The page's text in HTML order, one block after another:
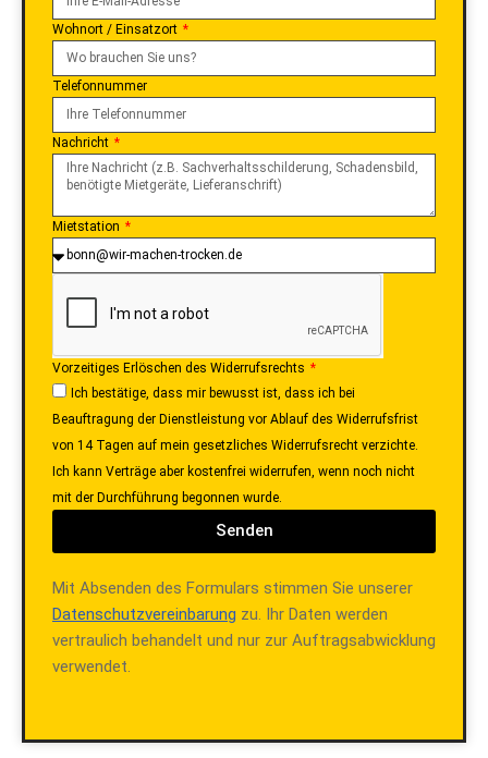
Wohnort / Einsatzort
Telefonnummer
Nachricht
Mietstation
Vorzeitiges Erlöschen des Widerrufsrechts
Ich bestätige, dass mir bewusst ist, dass ich bei
Beauftragung der Dienstleistung vor Ablauf des Widerrufsfrist
von 14 Tagen auf mein gesetzliches Widerrufsrecht verzichte.
Ich kann Verträge aber kostenfrei widerrufen, wenn noch nicht
mit der Durchführung begonnen wurde.
Senden
Mit Absenden des Formulars stimmen Sie unserer
Datenschutzvereinbarung zu. Ihr Daten werden
vertraulich behandelt und nur zur Auftragsabwicklung
verwendet.